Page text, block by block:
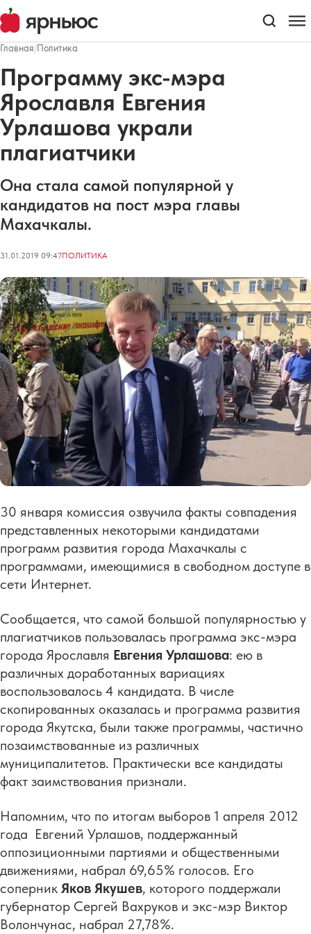
Главная/Политика
Программу экс-мэра
Ярославля Евгения
Урлашова украли
плагиатчики
Она стала самой популярной у
кандидатов на пост мэра главы
Махачкалы.
31.01.2019 09:47ПОЛИТИКА
30 января комиссия озвучила факты совпадения
представленных некоторыми кандидатами
программ развития города Махачкалы с
программами, имеющимися в свободном доступе в
сети Интернет.
Сообщается, что самой большой популярностью у
плагиатчиков пользовалась программа экс-мэра
города Ярославля Евгения Урлашова: ею в
различных доработанных вариациях
воспользовалось 4 кандидата. В числе
скопированных оказалась и программа развития
города Якутска, были также программы, частично
позаимствованные из различных
муниципалитетов. Практически все кандидаты
факт заимствования признали.
Напомним, что по итогам выборов 1 апреля 2012
года Евгений Урлашов, поддержанный
оппозиционными партиями и общественными
движениями, набрал 69,65% голосов. Его
соперник Яков Якушев, которого поддержали
губернатор Сергей Вахруков и экс-мэр Виктор
Волончунас, набрал 27,78%.